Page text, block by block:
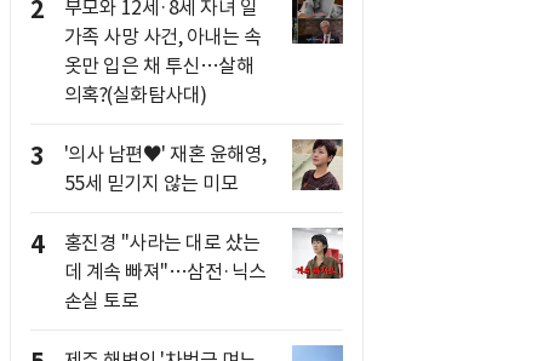
2
부모와 12세·8세 자녀 일
가족 사망 사건, 아내는 속
옷만 입은 채 투신…살해
의혹?(실화탐사대)
3
'의사 남편♥' 재혼 윤해영,
55세 믿기지 않는 미모
4
홍진경 "사라는 대로 샀는
데 계속 빠져"…삼전·닉스
손실 토로